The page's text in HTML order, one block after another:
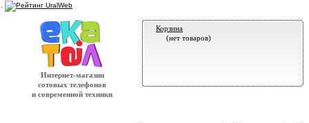
Интернет-магазин
сотовых телефонов
и современной техники
Корзина
(нет товаров)